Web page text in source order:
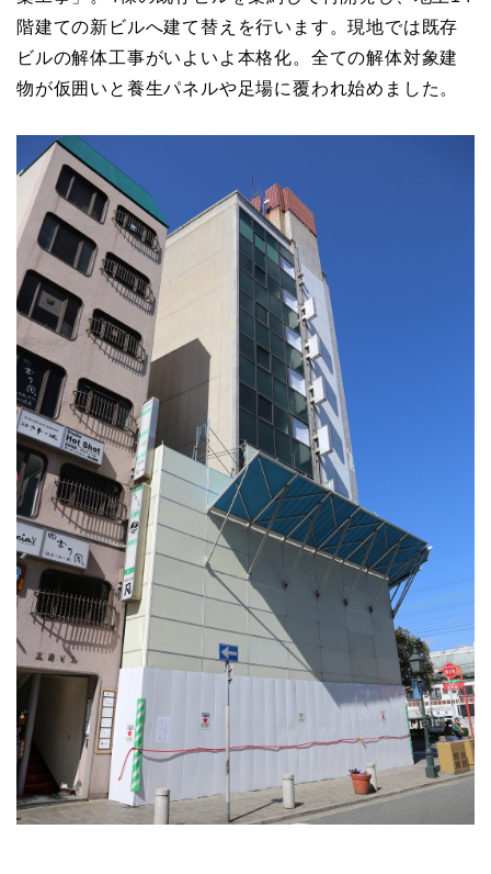
階建ての新ビルへ建て替えを行います。現地では既存
ビルの解体工事がいよいよ本格化。全ての解体対象建
物が仮囲いと養生パネルや足場に覆われ始めました。